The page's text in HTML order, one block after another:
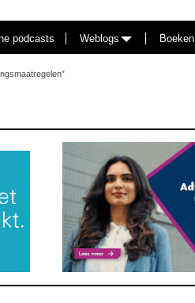
podcasts Weblogs Boeken